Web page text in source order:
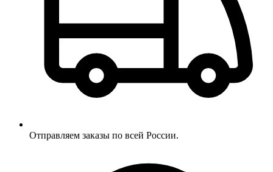
Отправляем заказы по всей России.